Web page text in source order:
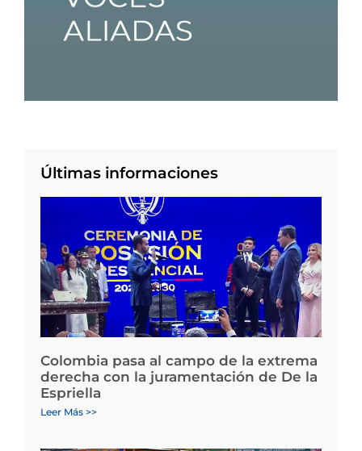
Últimas informaciones
Colombia pasa al campo de la extrema
derecha con la juramentación de De la
Espriella
Leer Más >>